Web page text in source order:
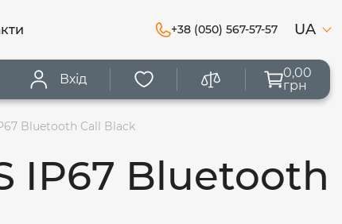
+38 (050) 567-57-57 UA
Вхід
0,00
грн
Bluetooth Call Black
IP67 Bluetooth